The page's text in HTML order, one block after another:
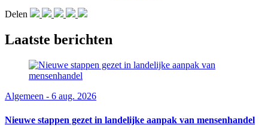
Delen
Laatste berichten
Algemeen - 6 aug. 2026
Nieuwe stappen gezet in landelijke aanpak van mensenhandel